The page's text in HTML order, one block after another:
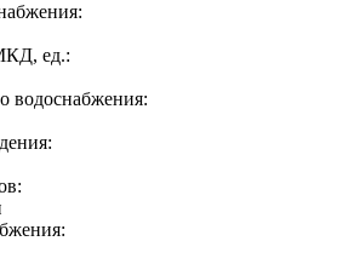
ед.:
водоснабжения: